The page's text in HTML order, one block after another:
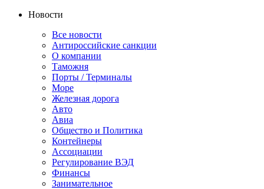
Новости
Все новости
Антироссийские санкции
О компании
Таможня
Порты / Терминалы
Море
Железная дорога
Авто
Авиа
Общество и Политика
Контейнеры
Ассоциации
Регулирование ВЭД
Финансы
Занимательное